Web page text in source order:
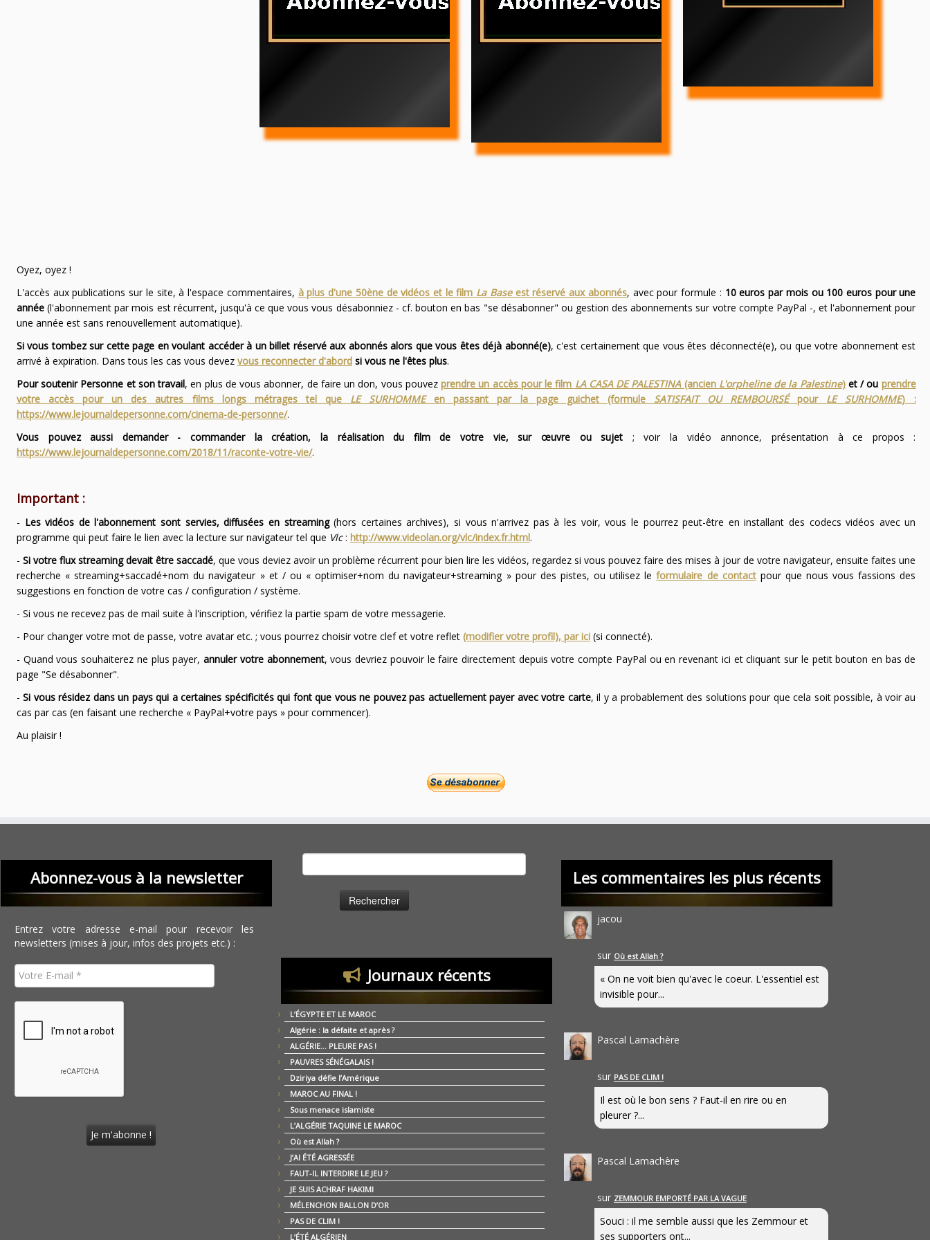
Oyez, oyez !
L'accès aux publications sur le site, à l'espace commentaires, à plus d'une 50ène de vidéos et le film La Baseest réservé aux abonnés, avec pour formule : 10 euros par mois ou 100 euros pour une
année(l'abonnement par mois est récurrent, jusqu'à ce que vous vous désabonniez - cf. bouton en bas "se désabonner" ou gestion des abonnements sur votre compte PayPal -, et l'abonnement pour
une année est sans renouvellement automatique).
Si vous tombez sur cette page en voulant accéder à un billet réservé aux abonnés alors que vous êtes déjà abonné(e), c'est certainement que vous êtes déconnecté(e), ou que votre abonnement est
arrivé à expiration. Dans tous les cas vous devez vous reconnecter d'abordsi vous ne l'êtes plus.
Pour soutenir Personne et son travail, en plus de vous abonner, de faire un don, vous pouvezprendre un accès pour le film LA CASA DE PALESTINA(ancien L'orpheline de la Palestine)et / ou prendre
votre accès pour un des autres films longs métrages tel que LE SURHOMMEen passant par la page guichet (formule SATISFAIT OU REMBOURSÉpour LE SURHOMME) :
https://www.lejournaldepersonne.com/cinema-de-personne/.
Vous pouvez aussi demander - commander la création, la réalisation du film de votre vie, sur œuvre ou sujet ; voir la vidéo annonce, présentation à ce propos :
https://www.lejournaldepersonne.com/2018/11/raconte-votre-vie/.
Important :
- Les vidéos de l'abonnement sont servies, diffusées en streaming(hors certaines archives), si vous n'arrivez pas à les voir, vous le pourrez peut-être en installant des codecs vidéos avec un
programme qui peut faire le lien avec la lecture sur navigateur tel que Vlc: http://www.videolan.org/vlc/index.fr.html.
- Si votre flux streaming devait être saccadé, que vous deviez avoir un problème récurrent pour bien lire les vidéos, regardez si vous pouvez faire des mises à jour de votre navigateur, ensuite faites une
recherche « streaming+saccadé+nom du navigateur » et / ou « optimiser+nom du navigateur+streaming » pour des pistes, ou utilisez leformulaire de contactpour que nous vous fassions des
suggestions en fonction de votre cas / configuration / système.
- Si vous ne recevez pas de mail suite à l'inscription, vérifiez la partie spam de votre messagerie.
- Pour changer votre mot de passe, votre avatar etc. ; vous pourrez choisir votre clef et votre reflet (modifier votre profil), par ici(si connecté).
- Quand vous souhaiterez ne plus payer,annuler votre abonnement, vous devriez pouvoir le faire directement depuis votre compte PayPal ou en revenant ici et cliquant sur le petit bouton en bas de
page "Se désabonner".
-Si vous résidez dans un pays qui a certaines spécificités qui font que vous ne pouvez pas actuellement payer avec votre carte, il y a probablement des solutions pour que cela soit possible, à voir au
cas par cas (en faisant une recherche « PayPal+votre pays » pour commencer).
Au plaisir !
Abonnez-vous à la newsletter
Entrez votre adresse e-mail pour recevoir les
newsletters (mises à jour, infos des projets etc.) :
Journaux récents
L’ÉGYPTE ET LE MAROC
Algérie : la défaite et après ?
ALGÉRIE… PLEURE PAS !
PAUVRES SÉNÉGALAIS !
Dziriya défie l’Amérique
MAROC AU FINAL !
Sous menace islamiste
L’ALGÉRIE TAQUINE LE MAROC
Où est Allah ?
J’AI ÉTÉ AGRESSÉE
FAUT-IL INTERDIRE LE JEU ?
JE SUIS ACHRAF HAKIMI
MÉLENCHON BALLON D’OR
PAS DE CLIM !
L’ÉTÉ ALGÉRIEN
Les commentaires les plus récents
jacou
sur Où est Allah ?
« On ne voit bien qu'avec le coeur. L'essentiel est
invisible pour...
Pascal Lamachère
sur PAS DE CLIM !
Il est où le bon sens ? Faut-il en rire ou en
pleurer ?...
Pascal Lamachère
sur ZEMMOUR EMPORTÉ PAR LA VAGUE
Souci : il me semble aussi que les Zemmour et
ses supporters ont...